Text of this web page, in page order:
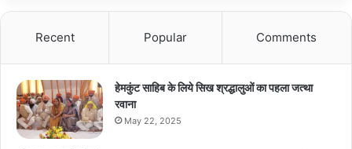
Recent Popular Comments
हेमकुंट साहिब के लिये सिख श्रद्धालुओं का पहला जत्था
रवाना
May 22, 2025